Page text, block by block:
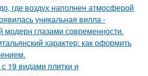
где воздух наполнен атмосферой
уникальная вилла -
глазами современности.
характер: как оформить
19 видами плитки и